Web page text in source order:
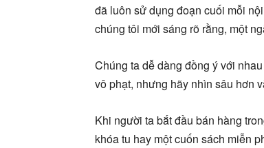
đã luôn sử dụng đoạn cuối mỗi
chúng tôi mới sáng rõ rằng, một
Chúng ta dễ dàng đồng ý với
vô phạt, nhưng hãy nhìn sâu hơn
Khi người ta bắt đầu bán hàng
khóa tu hay một cuốn sách miễn